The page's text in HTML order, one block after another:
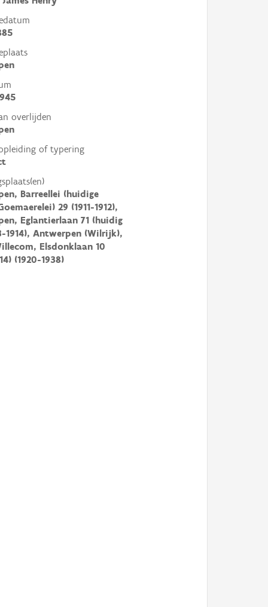
overlijden
of typering
Barreellei (huidige
29 (1911-1912),
Eglantierlaan 71 (huidig
1914), Antwerpen (Wilrijk),
Elsdonklaan 10
(1920-1938)